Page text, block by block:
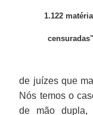
1.122
censuradas"
de juízes que
Nós temos o
de mão dupla,